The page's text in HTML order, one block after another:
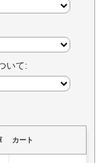
いて:
カート